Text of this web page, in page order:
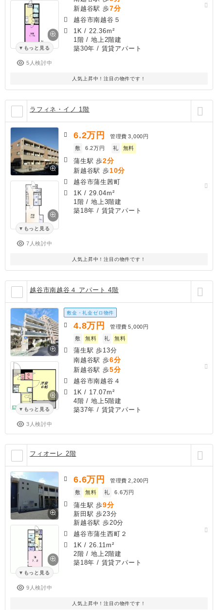
もっと見る
5人検討中
新越谷駅 歩7分
越谷市南越谷５
1K / 22.36m²
1階 / 地上2階建
築30年 / 賃貸アパート
人気上昇中！注目の物件です！
ラフィネ・イノ 1階
もっと見る
7人検討中
6.2万円 管理費 3,000円
敷
6.2万円 礼 無料
蒲生駅 歩2分
新越谷駅 歩10分
越谷市蒲生茜町
1K / 29.04m²
1階 / 地上3階建
築18年 / 賃貸アパート
人気上昇中！注目の物件です！
越谷市南越谷４ アパート 4階
もっと見る
3人検討中
敷金・礼金ゼロ物件
4.8万円 管理費 5,000円
敷
無料 礼 無料
蒲生駅 歩13分
南越谷駅 歩6分
新越谷駅 歩5分
越谷市南越谷４
1K / 17.07m²
4階 / 地上5階建
築37年 / 賃貸アパート
フィオーレ 2階
もっと見る
9人検討中
6.6万円 管理費 2,200円
敷
無料 礼 6.6万円
蒲生駅 歩9分
新田駅 歩23分
新越谷駅 歩20分
越谷市蒲生西町２
1K / 26.11m²
2階 / 地上2階建
築18年 / 賃貸アパート
人気上昇中！注目の物件です！